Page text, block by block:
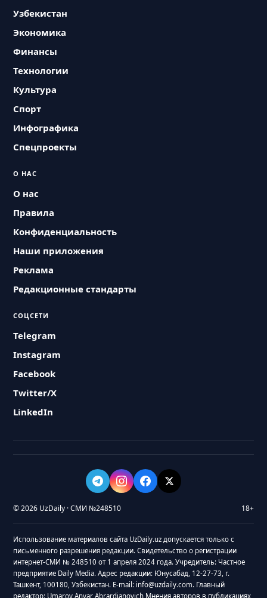
Узбекистан
Экономика
Финансы
Технологии
Культура
Спорт
Инфографика
Спецпроекты
О НАС
О нас
Правила
Конфиденциальность
Наши приложения
Реклама
Редакционные стандарты
СОЦСЕТИ
Telegram
Instagram
Facebook
Twitter/X
LinkedIn
© 2026 UzDaily · СМИ №248510 18+
Использование материалов сайта UzDaily.uz допускается только с
письменного разрешения редакции. Свидетельство о регистрации
интернет-СМИ № 248510 от 1 апреля 2024 года. Учредитель: Частное
предприятие Daily Media. Адрес редакции: Юнусабад, 12-27-73, г.
Ташкент, 100180, Узбекистан. E-mail: info@uzdaily.com. Главный
редактор: Umarov Anvar Abrardjanovich Мнения авторов в публикациях